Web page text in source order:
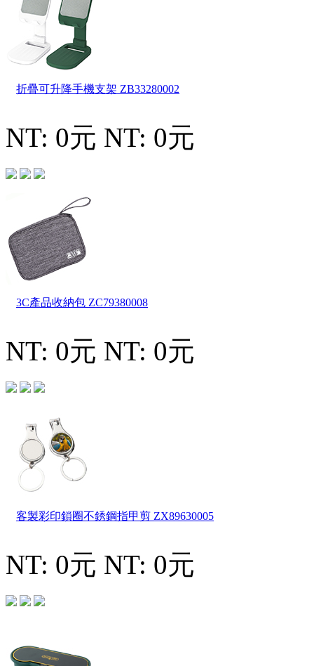
折疊可升降手機支架 ZB33280002
NT: 0元 NT: 0元
3C產品收納包 ZC79380008
NT: 0元 NT: 0元
客製彩印鎖圈不銹鋼指甲剪 ZX89630005
NT: 0元 NT: 0元